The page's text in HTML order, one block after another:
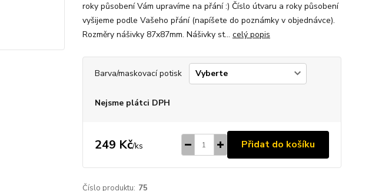
roky působení Vám upravíme na přání :) Číslo útvaru a roky působení
vyšijeme podle Vašeho přání (napíšete do poznámky v objednávce).
Rozměry nášivky 87x87mm. Nášivky st... celý popis
Barva/maskovací potisk
Nejsme plátci DPH
249 Kč/ks Přidat do košíku
Číslo produktu: 75